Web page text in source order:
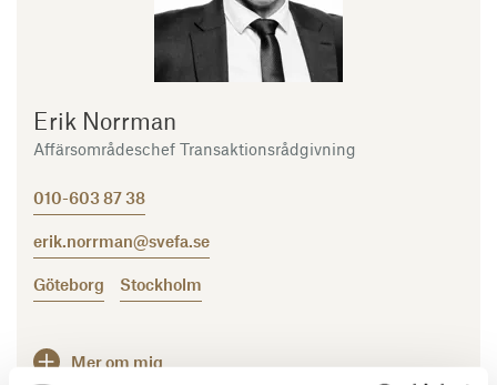
Erik Norrman
Affärsområdeschef Transaktionsrådgivning
010-603 87 38
erik.norrman@svefa.se
Göteborg Stockholm
Mer om mig